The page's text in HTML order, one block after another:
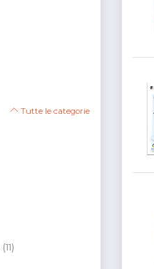
Tutte le categorie
(11)